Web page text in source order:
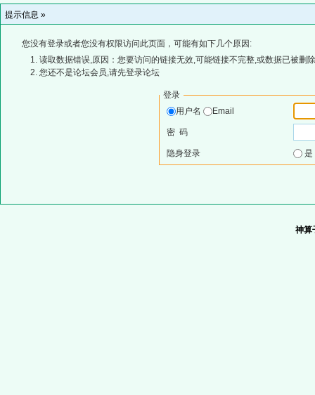
提示信息 »
您没有登录或者您没有权限访问此页面，可能有如下几个原因:
读取数据错误,原因：您要访问的链接无效,可能链接不完整,或数据已被删
您还不是论坛会员,请先登录论坛
登录
用户名
Email
密 码
隐身登录
神算